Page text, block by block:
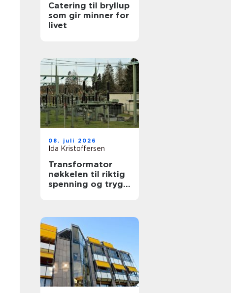
Catering til bryllup
som gir minner for
livet
08. juli 2026
Ida Kristoffersen
Transformator
nøkkelen til riktig
spenning og trygg